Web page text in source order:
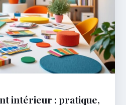
intérieur : pratique,